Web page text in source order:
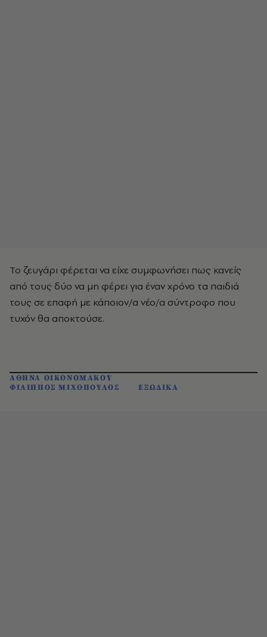
Το ζευγάρι φέρεται να είχε συμφωνήσει πως κανείς
από τους δύο να μη φέρει για έναν χρόνο τα παιδιά
τους σε επαφή με κάποιον/α νέο/α σύντροφο που
τυχόν θα αποκτούσε.
ΑΘΗΝΑ ΟΙΚΟΝΟΜΑΚΟΥ
ΦΙΛΙΠΠΟΣ ΜΙΧΟΠΟΥΛΟΣ
ΕΞΩΔΙΚΑ